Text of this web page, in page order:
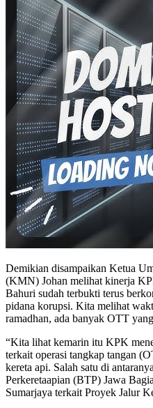
Demikian disampaikan Ketua
(KMN) Johan melihat kinerja
Bahuri sudah terbukti terus
pidana korupsi. Kita melihat
ramadhan, ada banyak OTT
“Kita lihat kemarin itu KPK
terkait operasi tangkap tangan
kereta api. Salah satu di
Perkeretaapian (BTP) Jawa
Sumarjaya terkait Proyek Jalur